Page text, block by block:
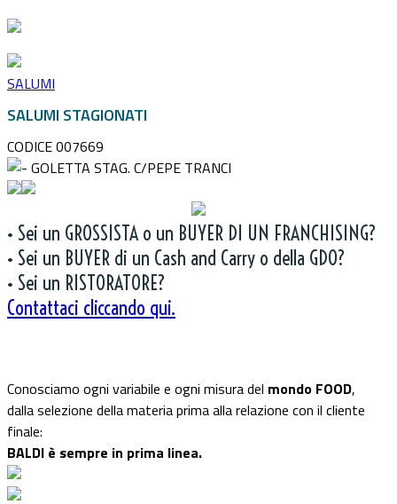
SALUMI
SALUMI STAGIONATI
CODICE 007669
• Sei un GROSSISTA o un BUYER DI UN FRANCHISING?
• Sei un BUYER di un Cash and Carry o della GDO?
• Sei un RISTORATORE?
Contattaci cliccando qui.
Conosciamo ogni variabile e ogni misura del mondo FOOD,
dalla selezione della materia prima alla relazione con il cliente
finale:
BALDI è sempre in prima linea.